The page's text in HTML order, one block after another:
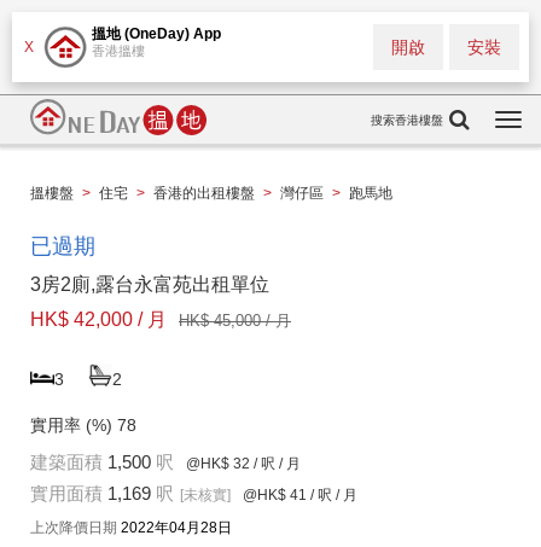
X
搵地 (OneDay) App
香港搵樓 安裝
開啟
搜索香港樓盤
搵樓盤 > 住宅 > 香港的出租樓盤 > 灣仔區 > 跑馬地
已過期
3房2廁,露台永富苑出租單位
HK$ 42,000 / 月
HK$ 45,000 / 月
3 2
實用率 (%) 78
建築面積 1,500 呎 @HK$ 32 / 呎 / 月
實用面積 1,169 呎 [未核實] @HK$ 41 / 呎 / 月
上次降價日期 2022年04月28日